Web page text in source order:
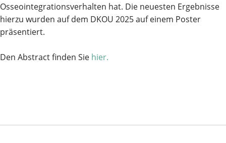
Osseointegrationsverhalten hat. Die neuesten Ergebnisse
hierzu wurden auf dem DKOU 2025 auf einem Poster
präsentiert.
Den Abstract finden Sie hier.